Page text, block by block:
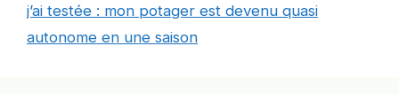
j’ai testée : mon potager est devenu quasi
autonome en une saison